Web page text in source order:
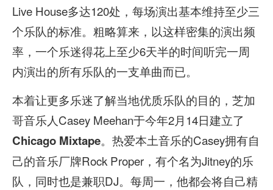
Live House多达120处，每场演出基本维持至少三
个乐队的标准。粗略算来，以这样密集的演出频
率，一个乐迷得花上至少6天半的时间听完一周
内演出的所有乐队的一支单曲而已。
本着让更多乐迷了解当地优质乐队的目的，芝加
哥音乐人Casey Meehan于今年2月14日建立了
Chicago Mixtape。热爱本土音乐的Casey拥有自
己的音乐厂牌Rock Proper，有个名为Jitney的乐
队，同时也是兼职DJ。每周一，他都会将自己精